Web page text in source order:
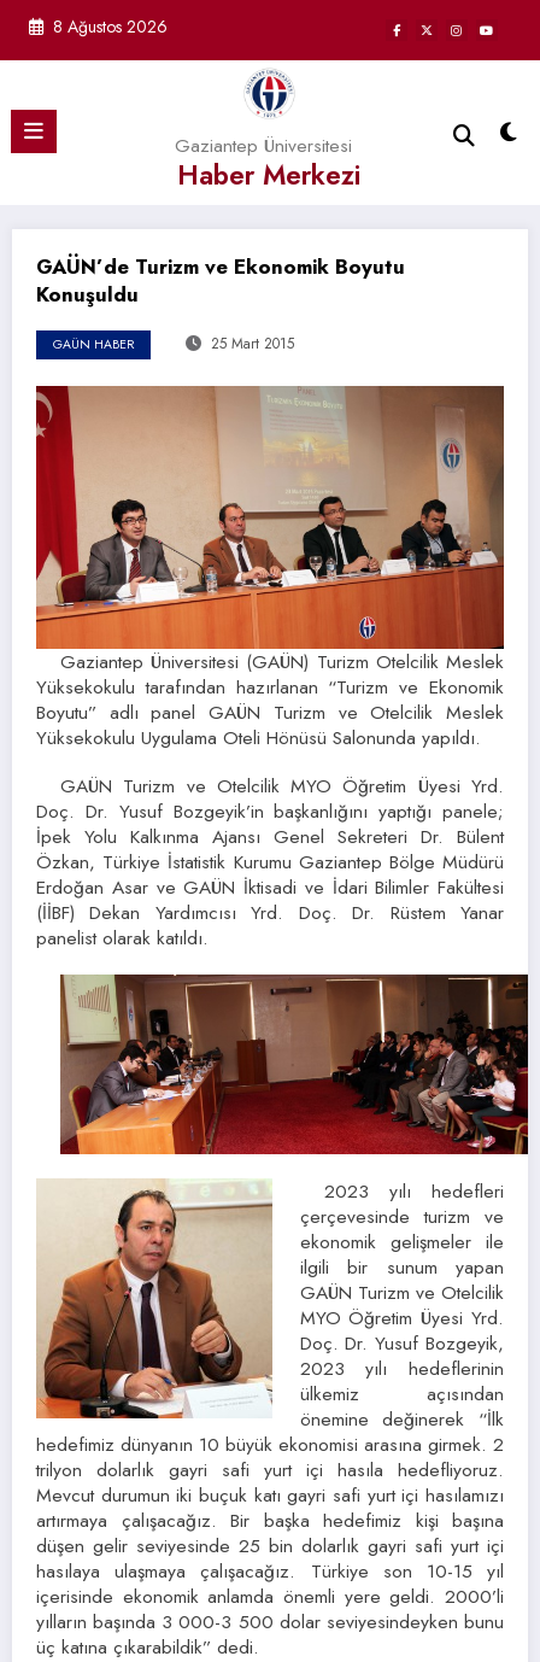
8 Ağustos 2026
Gaziantep Üniversitesi
Haber Merkezi
GAÜN’de Turizm ve Ekonomik Boyutu
Konuşuldu
GAÜN HABER 25 Mart 2015
Gaziantep Üniversitesi (GAÜN) Turizm Otelcilik Meslek
Yüksekokulu tarafından hazırlanan “Turizm ve Ekonomik
Boyutu” adlı panel GAÜN Turizm ve Otelcilik Meslek
Yüksekokulu Uygulama Oteli Hönüsü Salonunda yapıldı.
GAÜN Turizm ve Otelcilik MYO Öğretim Üyesi Yrd.
Doç. Dr. Yusuf Bozgeyik’in başkanlığını yaptığı panele;
İpek Yolu Kalkınma Ajansı Genel Sekreteri Dr. Bülent
Özkan, Türkiye İstatistik Kurumu Gaziantep Bölge Müdürü
Erdoğan Asar ve GAÜN İktisadi ve İdari Bilimler Fakültesi
(İİBF) Dekan Yardımcısı Yrd. Doç. Dr. Rüstem Yanar
panelist olarak katıldı.
2023 yılı hedefleri
çerçevesinde turizm ve
ekonomik gelişmeler ile
ilgili bir sunum yapan
GAÜN Turizm ve Otelcilik
MYO Öğretim Üyesi Yrd.
Doç. Dr. Yusuf Bozgeyik,
2023 yılı hedeflerinin
ülkemiz açısından
önemine değinerek “İlk
hedefimiz dünyanın 10 büyük ekonomisi arasına girmek. 2
trilyon dolarlık gayri safi yurt içi hasıla hedefliyoruz.
Mevcut durumun iki buçuk katı gayri safi yurt içi hasılamızı
artırmaya çalışacağız. Bir başka hedefimiz kişi başına
düşen gelir seviyesinde 25 bin dolarlık gayri safi yurt içi
hasılaya ulaşmaya çalışacağız. Türkiye son 10-15 yıl
içerisinde ekonomik anlamda önemli yere geldi. 2000’li
yılların başında 3 000-3 500 dolar seviyesindeyken bunu
üç katına çıkarabildik” dedi.